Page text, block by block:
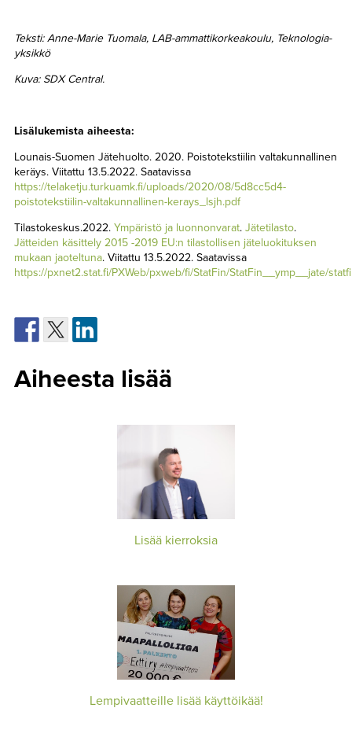
Teksti: Anne-Marie Tuomala, LAB-ammattikorkeakoulu, Teknologia-
yksikkö
Kuva: SDX Central.
Lisälukemista aiheesta:
Lounais-Suomen Jätehuolto. 2020. Poistotekstiilin valtakunnallinen
keräys. Viitattu 13.5.2022. Saatavissa
https://telaketju.turkuamk.fi/uploads/2020/08/5d8cc5d4-
poistotekstiilin-valtakunnallinen-kerays_lsjh.pdf
Tilastokeskus.2022. Ympäristö ja luonnonvarat. Jätetilasto.
Jätteiden käsittely 2015 -2019 EU:n tilastollisen jäteluokituksen
mukaan jaoteltuna. Viitattu 13.5.2022. Saatavissa
https://pxnet2.stat.fi/PXWeb/pxweb/fi/StatFin/StatFin__ymp__jate/
Aiheesta lisää
Lisää kierroksia
Lempivaatteille lisää käyttöikää!